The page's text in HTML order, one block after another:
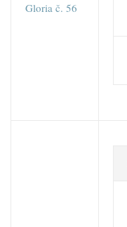
Gloria č. 56